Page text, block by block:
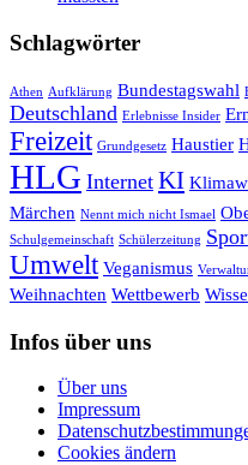
Schlagwörter
Athen Aufklärung Bundestagswahl
Deutschland Erlebnisse Insider
Freizeit Grundgesetz Haustier
HLG Internet KI
Märchen Nennt mich nicht Ismael
Schulgemeinschaft Schülerzeitung
Umwelt Veganismus
Weihnachten Wettbewerb
Infos über uns
Über uns
Impressum
Cookies ändern